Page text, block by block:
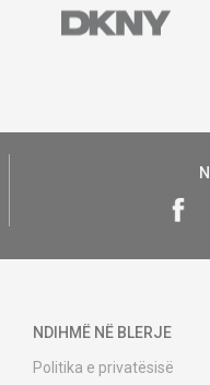
NDIHMË NË BLERJE
Politika e privatësisë